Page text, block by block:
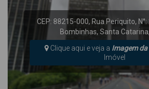
CEP: 88215-000, Rua Periquito, N°:
Bombinhas, Santa Catarina,
Clique aqui e veja a Imagem da
Imóvel